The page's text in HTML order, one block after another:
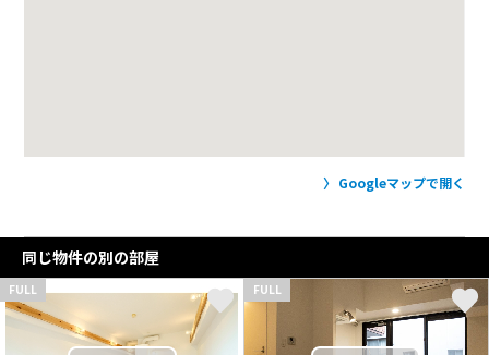
Googleマップで開く
同じ物件の別の部屋
FULL FULL